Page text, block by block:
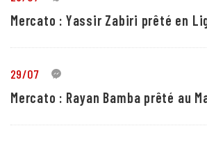
Mercato : Yassir Zabiri prêté en
29/07 1
Mercato : Rayan Bamba prêté au